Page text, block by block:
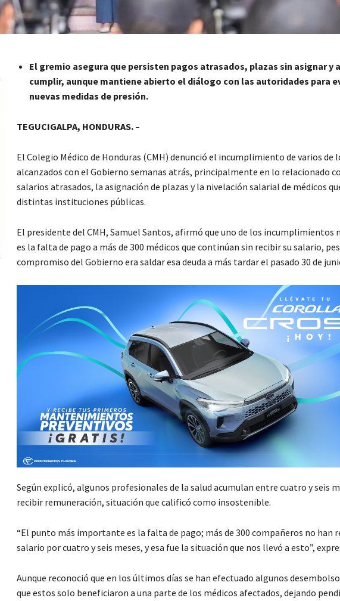
El gremio asegura que persisten pagos atrasados, plazas sin asignar y
cumplir, aunque mantiene abierto el diálogo con las autoridades para
nuevas medidas de presión.
TEGUCIGALPA, HONDURAS. –
El Colegio Médico de Honduras (CMH) denunció el incumplimiento de varios de
alcanzados con el Gobierno semanas atrás, principalmente en lo relacionado
salarios atrasados, la asignación de plazas y la nivelación salarial de médicos
distintas instituciones públicas.
El presidente del CMH, Samuel Santos, afirmó que uno de los incumplimientos
es la falta de pago a más de 300 médicos que continúan sin recibir su salario,
compromiso del Gobierno era saldar esa deuda a más tardar el pasado 30 de
Según explicó, algunos profesionales de la salud acumulan entre cuatro y seis
recibir remuneración, situación que calificó como insostenible.
“El punto más importante es la falta de pago; más de 300 compañeros no han
salario por cuatro y seis meses, y esa fue la situación que nos llevó a esto”,
Aunque reconoció que en los últimos días se han efectuado algunos
que estos solo beneficiaron a una parte de los médicos afectados, dejando